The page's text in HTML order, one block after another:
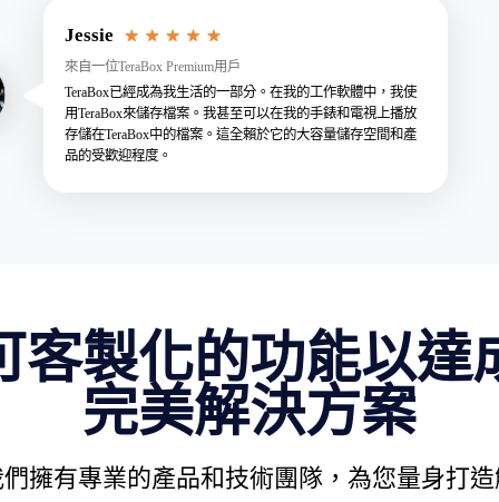
Jessie
來自一位TeraBox Premium用戶
TeraBox已經成為我生活的一部分。在我的工作軟體中，我使
用TeraBox來儲存檔案。我甚至可以在我的手錶和電視上播放
存儲在TeraBox中的檔案。這全賴於它的大容量儲存空間和產
品的受歡迎程度。
客製化的功能以達
完美解決方案
擁有專業的產品和技術團隊，為您量身打